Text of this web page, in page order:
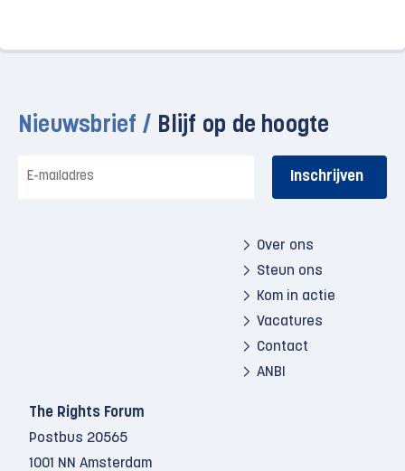
Nieuwsbrief / Blijf op de hoogte
mailadres
Over ons
Steun ons
Kom in actie
Vacatures
Contact
ANBI
The Rights Forum
Postbus 20565
1001 NN Amsterdam